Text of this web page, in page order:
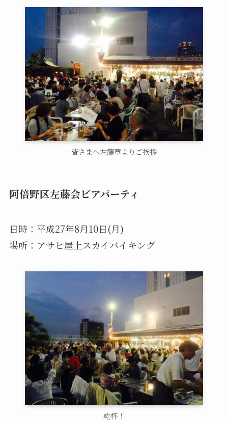
皆さまへ左藤章よりご挨拶
阿倍野区左藤会ビアパーティ
日時：平成27年8月10日(月)
場所：アサヒ屋上スカイバイキング
乾杯！